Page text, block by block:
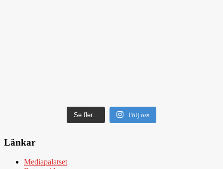
Se fler... Följ oss
Länkar
Mediapalatset